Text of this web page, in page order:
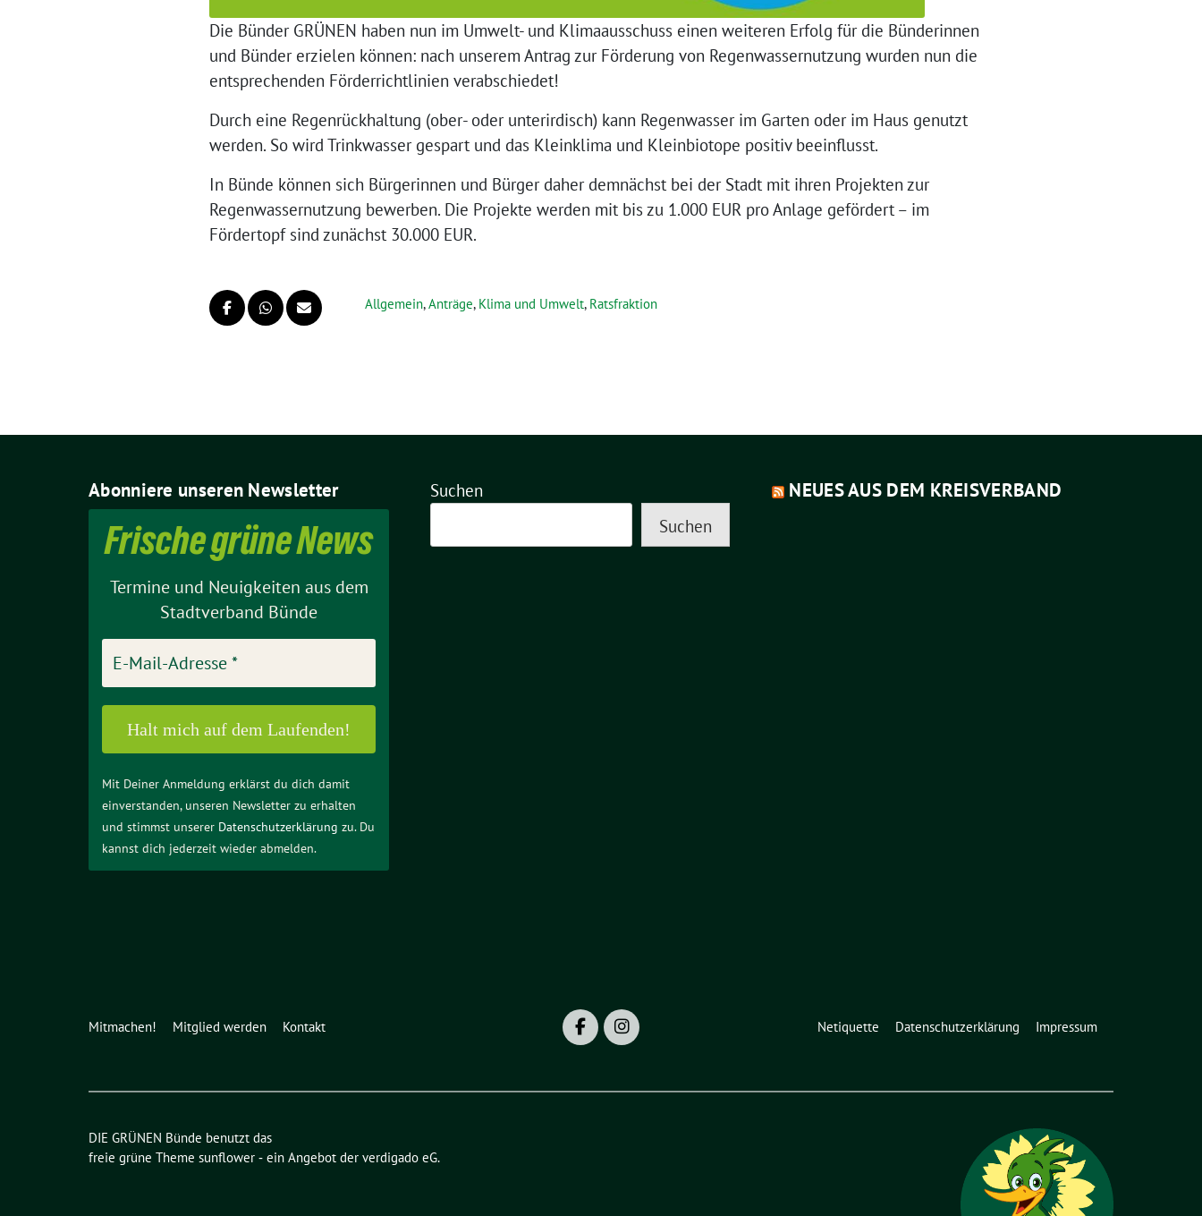
Die Bünder GRÜNEN haben nun im Umwelt- und Klimaausschuss einen weiteren Erfolg für die Bünderinnen
und Bünder erzielen können: nach unserem Antrag zur Förderung von Regenwassernutzung wurden nun die
entsprechenden Förderrichtlinien verabschiedet!
Durch eine Regenrückhaltung (ober- oder unterirdisch) kann Regenwasser im Garten oder im Haus genutzt
werden. So wird Trinkwasser gespart und das Kleinklima und Kleinbiotope positiv beeinflusst.
In Bünde können sich Bürgerinnen und Bürger daher demnächst bei der Stadt mit ihren Projekten zur
Regenwassernutzung bewerben. Die Projekte werden mit bis zu 1.000 EUR pro Anlage gefördert – im
Fördertopf sind zunächst 30.000 EUR.
Allgemein,Anträge, Klima und Umwelt, Ratsfraktion
Abonniere unseren Newsletter
Frische grüne News
Termine und Neuigkeiten aus dem
Stadtverband Bünde
Mit Deiner Anmeldung erklärst du dich damit
einverstanden, unseren Newsletter zu erhalten
und stimmst unserer Datenschutzerklärung zu. Du
kannst dich jederzeit wieder abmelden.
Suchen
Suchen
NEUES AUS DEM KREISVERBAND
Mitmachen! Mitglied werden Kontakt Netiquette Datenschutzerklärung Impressum
DIE GRÜNEN Bünde benutzt das
freie grüne Theme sunflower ‐ ein Angebot der verdigado eG.